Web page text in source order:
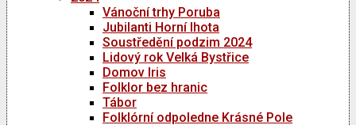
Vánoční trhy Poruba
Jubilanti Horní lhota
Soustředění podzim 2024
Lidový rok Velká Bystřice
Domov Iris
Folklor bez hranic
Tábor
Folklórní odpoledne Krásné Pole